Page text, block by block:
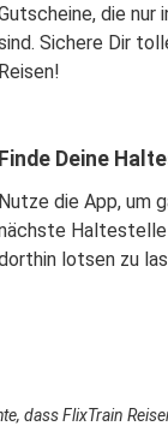
die nur
Sichere Dir
Reisen!
Finde Deine
Nutze die App, um
Haltestelle
lotsen zu
dass FlixTrain